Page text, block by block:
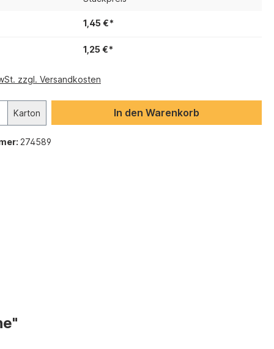
1,45 €*
1,25 €*
zzgl. Versandkosten
Karton In den Warenkorb
274589